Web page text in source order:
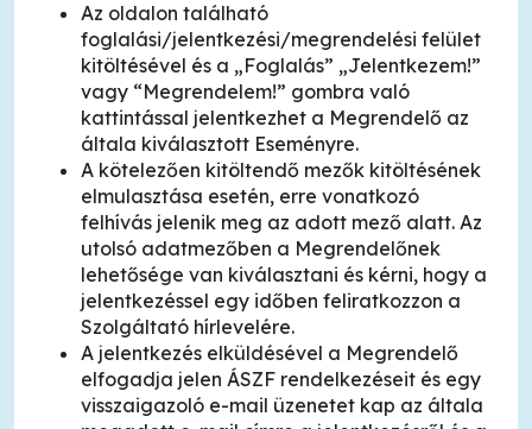
Az oldalon található
foglalási/jelentkezési/megrendelési felület
kitöltésével és a „Foglalás” „Jelentkezem!”
vagy “Megrendelem!” gombra való
kattintással jelentkezhet a Megrendelő az
általa kiválasztott Eseményre.
A kötelezően kitöltendő mezők kitöltésének
elmulasztása esetén, erre vonatkozó
felhívás jelenik meg az adott mező alatt. Az
utolsó adatmezőben a Megrendelőnek
lehetősége van kiválasztani és kérni, hogy a
jelentkezéssel egy időben feliratkozzon a
Szolgáltató hírlevelére.
A jelentkezés elküldésével a Megrendelő
elfogadja jelen ÁSZF rendelkezéseit és egy
visszaigazoló e-mail üzenetet kap az általa